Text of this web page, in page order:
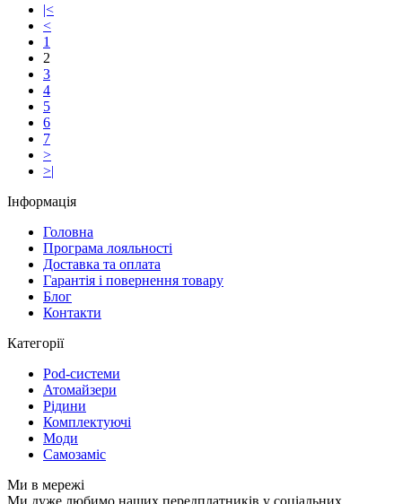
|<
<
1
2
3
4
5
6
7
>
>|
Інформація
Головна
Програма лояльності
Доставка та оплата
Гарантія і повернення товару
Блог
Контакти
Категорії
Pod-системи
Атомайзери
Рідини
Комплектуючі
Моди
Самозаміс
Ми в мережі
Ми дуже любимо наших передплатників у соціальних